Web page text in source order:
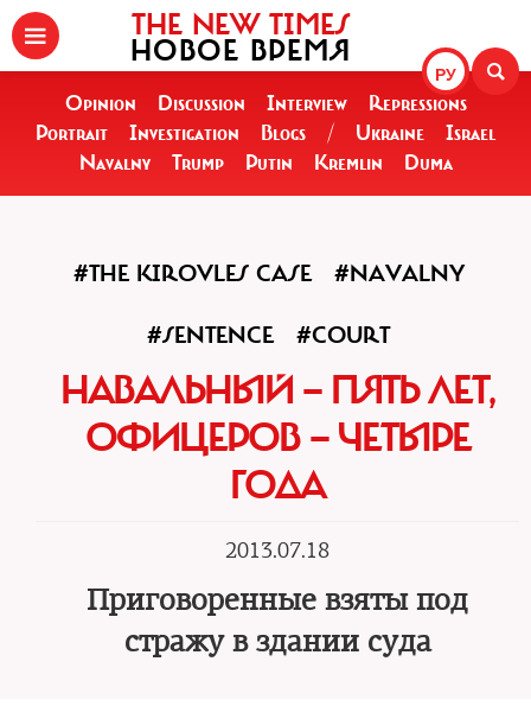
РУ
THE NEW TIMES
НОВОЕ ВРЕМЯ
Opinion Discussion Interview
Repressions
Portrait
Investigation Blogs / Ukraine
Israel
Navalny
Trump Putin Kremlin Duma
#THE KIROVLES CASE #NAVALNY
#SENTENCE #COURT
НАВАЛЬНЫЙ — ПЯТЬ ЛЕТ,
ОФИЦЕРОВ — ЧЕТЫРЕ
ГОДА
2013.07.18
Приговоренные взяты под
стражу в здании суда